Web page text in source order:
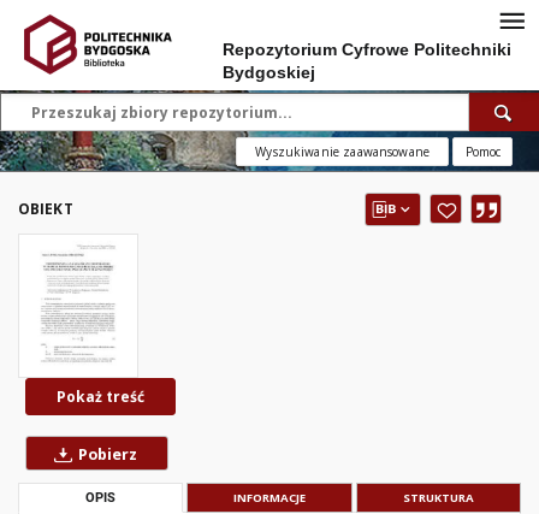
Repozytorium Cyfrowe Politechniki
Bydgoskiej
Wyszukiwanie zaawansowane Pomoc
OBIEKT
Pokaż treść
Pobierz
OPIS INFORMACJE STRUKTURA